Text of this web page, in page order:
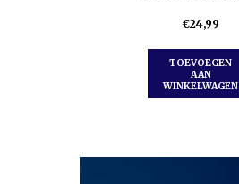
€24,99
TOEVOEGEN
AAN
WINKELWAGEN